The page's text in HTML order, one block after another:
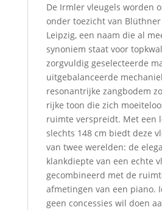
De Irmler vleugels worden
onder toezicht van
Leipzig, een naam die al
synoniem staat voor
zorgvuldig geselecteerde
uitgebalanceerde
resonantrijke zangbodem
rijke toon die zich
ruimte verspreidt. Met een
slechts 148 cm biedt deze
van twee werelden: de
klankdiepte van een echte
gecombineerd met de
afmetingen van een piano.
geen concessies wil doen